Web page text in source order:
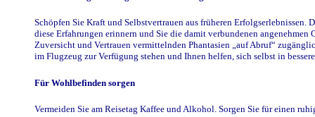
Schöpfen Sie Kraft und Selbstvertrauen aus früheren Erfolgserlebnissen.
diese Erfahrungen erinnern und Sie die damit verbundenen angenehmen
Zuversicht und Vertrauen vermittelnden Phantasien „auf Abruf“
im Flugzeug zur Verfügung stehen und Ihnen helfen, sich selbst in
Für Wohlbefinden sorgen
Vermeiden Sie am Reisetag Kaffee und Alkohol. Sorgen Sie für einen